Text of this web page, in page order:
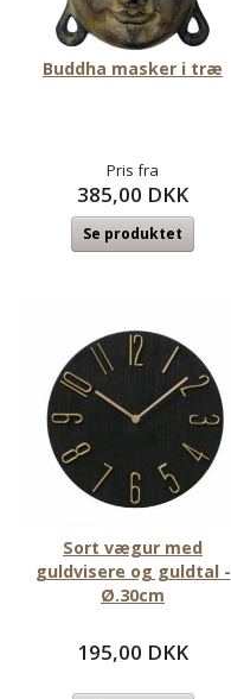
Buddha masker i træ
Pris fra
385,00 DKK
Se produktet
Sort vægur med
guldvisere og guldtal -
Ø.30cm
195,00 DKK